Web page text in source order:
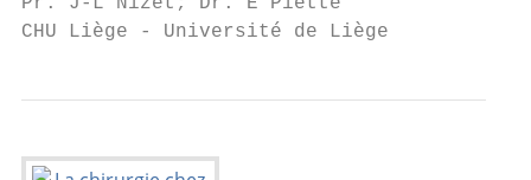
CHU Liège - Université de Liège